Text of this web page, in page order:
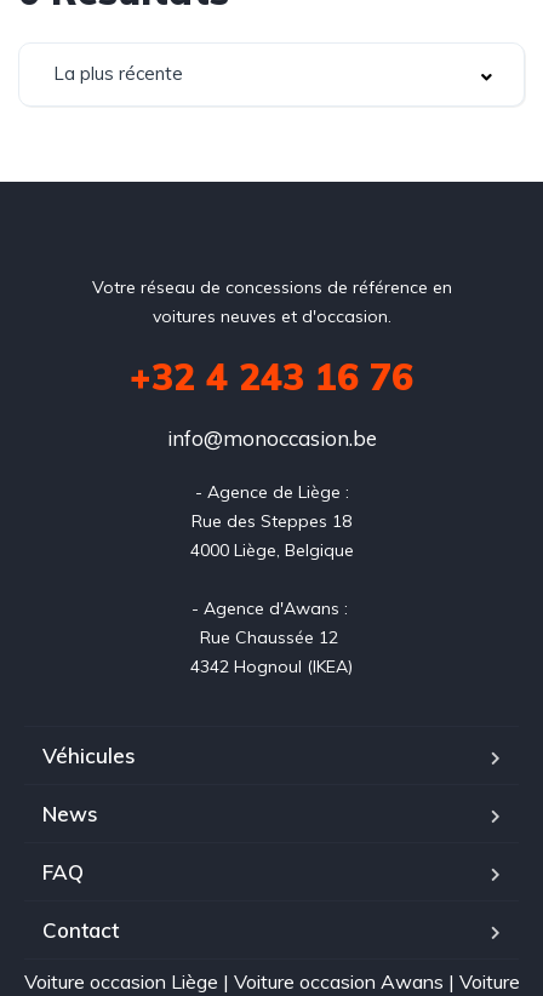
La plus récente
Votre réseau de concessions de référence en
voitures neuves et d'occasion.
+32 4 243 16 76
info@monoccasion.be
- Agence de Liège :
Rue des Steppes 18
4000 Liège, Belgique
- Agence d'Awans :
Rue Chaussée 12
4342 Hognoul (IKEA)
Véhicules
News
FAQ
Contact
Voiture occasion Liège | Voiture occasion Awans | Voiture